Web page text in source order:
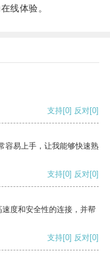
线体验。
支持[0] 反对[0]
容易上手，让我能够快速熟
支持[0] 反对[0]
度和安全性的连接，并帮
支持[0] 反对[0]